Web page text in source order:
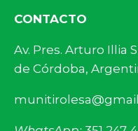
CONTACTO
Av. Pres. Arturo
de Córdoba,